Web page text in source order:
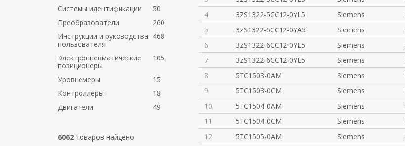
Системы идентификации
50
Преобразователи
260
Инструкции и руководства
пользователя
468
Электропневматические
позиционеры
105
Уровнемеры
15
Контроллеры
18
Двигатели
49
6062 товаров найдено
4 3ZS1322-5CC12-0YL5 Siemens
5 3ZS1322-6CC12-0YA5 Siemens
6 3ZS1322-6CC12-0YE5 Siemens
7 3ZS1322-6CC12-0YL5 Siemens
8 5TC1503-0AM Siemens
9 5TC1503-0CM Siemens
10 5TC1504-0AM Siemens
11 5TC1504-0CM Siemens
12 5TC1505-0AM Siemens